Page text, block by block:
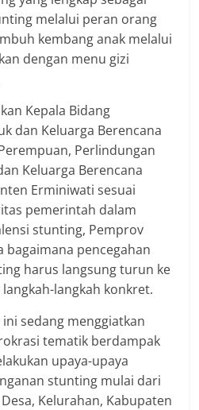
melalui peran orang
kembang anak melalui
dengan menu gizi
Kepala Bidang
dan Keluarga Berencana
Perlindungan
Keluarga Berencana
Erminiwati sesuai
pemerintah dalam
stunting, Pemprov
pencegahan
harus langsung turun ke
langkah konkret.
sedang menggiatkan
tematik berdampak
upaya-upaya
stunting mulai dari
Kelurahan, Kabupaten